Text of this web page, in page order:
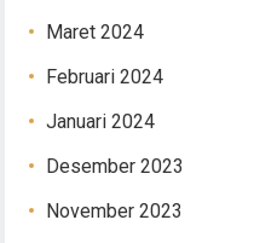
Maret 2024
Februari 2024
Januari 2024
Desember 2023
November 2023